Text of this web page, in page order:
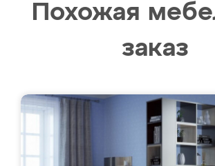
Похожая
заказ